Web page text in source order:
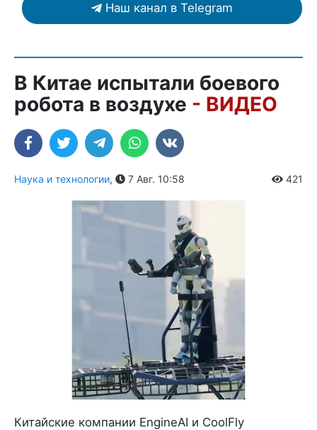
Наш канал в Telegram
В Китае испытали боевого
робота в воздухе - ВИДЕО
Наука и технологии, 7 Авг. 10:58 421
Китайские компании EngineAI и CoolFly